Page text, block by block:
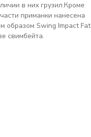
в них грузил.Кроме
приманки нанесена
образом Swing Impact Fat
свимбейта.